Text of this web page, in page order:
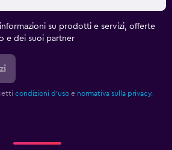
su prodotti e servizi, offerte
e dei suoi partner
condizioni d'uso e normativa sulla privacy.